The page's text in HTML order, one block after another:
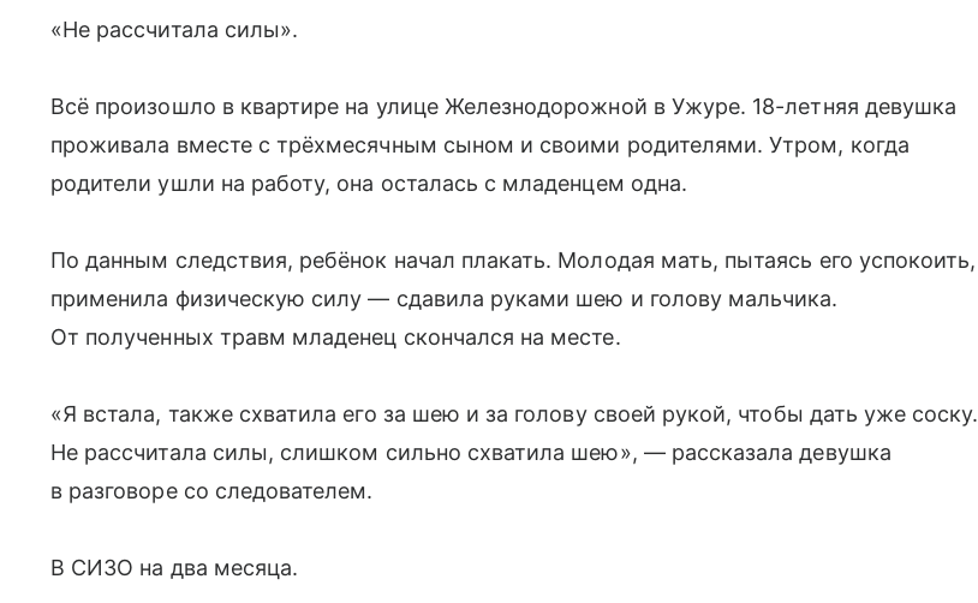
«Не рассчитала силы».
Всё произошло в квартире на улице Железнодорожной в Ужуре. 18-летняя девушка
проживала вместе с трёхмесячным сыном и своими родителями. Утром, когда
родители ушли на работу, она осталась с младенцем одна.
По данным следствия, ребёнок начал плакать. Молодая мать, пытаясь его успокоить,
применила физическую силу — сдавила руками шею и голову мальчика.
От полученных травм младенец скончался на месте.
«Я встала, также схватила его за шею и за голову своей рукой, чтобы дать уже соску.
Не рассчитала силы, слишком сильно схватила шею», — рассказала девушка
в разговоре со следователем.
В СИЗО на два месяца.